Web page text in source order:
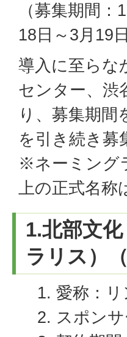
（募集期間
18日～3月19
導入に至らな
センター、渋
り、募集期
を引き続き募
※ネーミング
上の正式名称
1.北部文
ラリス）
愛称：
スポン